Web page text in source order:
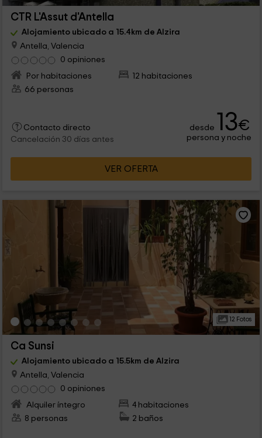
CTR L'Assut d'Antella
Alojamiento ubicado a 15.4km de Alzira
Antella, Valencia
0 opiniones
Por habitaciones
12 habitaciones
66 personas
Contacto directo
Cancelación 30 días antes
desde 13€
persona y noche
VER OFERTA
12 Fotos
Ca Sunsi
Alojamiento ubicado a 15.5km de Alzira
Antella, Valencia
0 opiniones
Alquiler íntegro
4 habitaciones
8 personas
2 baños